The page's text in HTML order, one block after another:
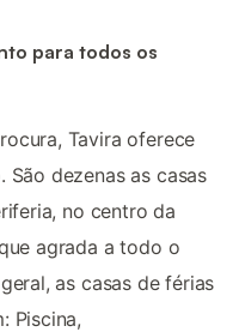
para todos os
Tavira oferece
dezenas as casas
no centro da
agrada a todo o
as casas de férias
Piscina,